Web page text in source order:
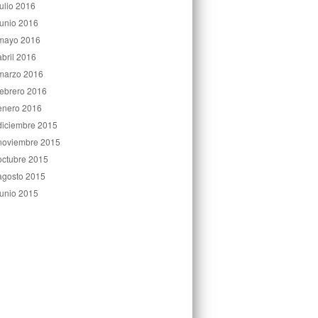
2016
2016
2016
2016
2016
2016
2016
2015
2015
2015
2015
2015